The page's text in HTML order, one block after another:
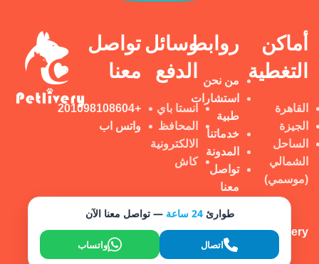
أماكن
التغطية
القاهرة
الجيزة
الساحل
الشمالي
(موسمي)
روابط
من نحن
استشارات
طبية
خدماتنا
المدونة
تواصل
معنا
وسائل
الدفع
انستا باي
المحافظ
الالكترونية
كاش
تواصل
معنا
+201098108604
واتس اب
طوارئ24 ساعة — تواصل معنا الآن
اتصال واتساب
Petlivery تم إنشاؤه بواسطة BoldBrand© 2025